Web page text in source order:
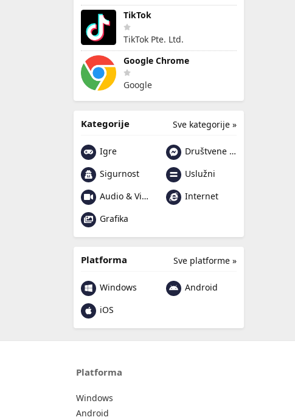
TikTok
TikTok Pte. Ltd.
Google Chrome
Google
Sve kategorije »
Kategorije
Igre
Društvene mreže i poruke
Sigurnost
Uslužni
Audio & Video
Internet
Grafika
Sve platforme »
Platforma
Windows
Android
iOS
Platforma
Windows
Android